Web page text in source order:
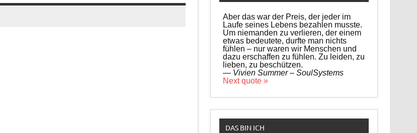
Aber das war der Preis, der jeder im
Laufe seines Lebens bezahlen musste.
Um niemanden zu verlieren, der einem
etwas bedeutete, durfte man nichts
fühlen – nur waren wir Menschen und
dazu erschaffen zu fühlen. Zu leiden, zu
lieben, zu beschützen.
— Vivien Summer – SoulSystems
Next quote »
DAS BIN ICH